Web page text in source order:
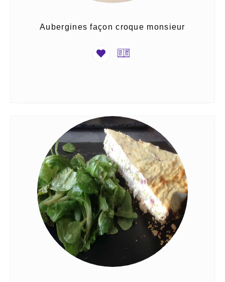
Aubergines façon croque monsieur